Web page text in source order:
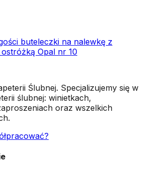
buteleczki na nalewkę z
ostróżką Opal nr 10
Ślubnej. Specjalizujemy się w
ślubnej: winietkach,
oraz wszelkich